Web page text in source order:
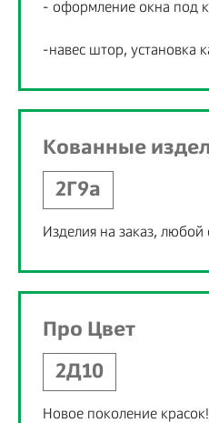
- оформление окна под
-навес штор, установка
Кованные
2Г9а
Изделия на заказ, любой
Про Цвет
2Д10
Новое поколение красок!